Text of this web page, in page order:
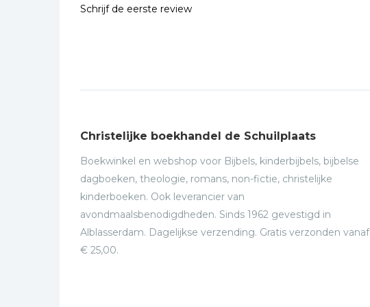
Schrijf de eerste review
Christelijke boekhandel de Schuilplaats
Boekwinkel en webshop voor Bijbels, kinderbijbels, bijbelse
dagboeken, theologie, romans, non-fictie, christelijke
kinderboeken. Ook leverancier van
avondmaalsbenodigdheden. Sinds 1962 gevestigd in
Alblasserdam. Dagelijkse verzending. Gratis verzonden vanaf
€ 25,00.